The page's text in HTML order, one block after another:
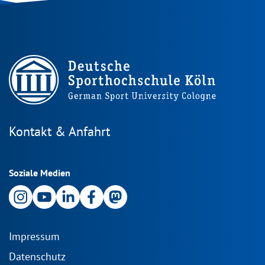
Kontakt & Anfahrt
Soziale Medien
Impressum
Datenschutz